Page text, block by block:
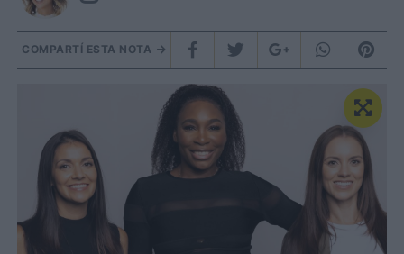
COMPARTÍ ESTA NOTA